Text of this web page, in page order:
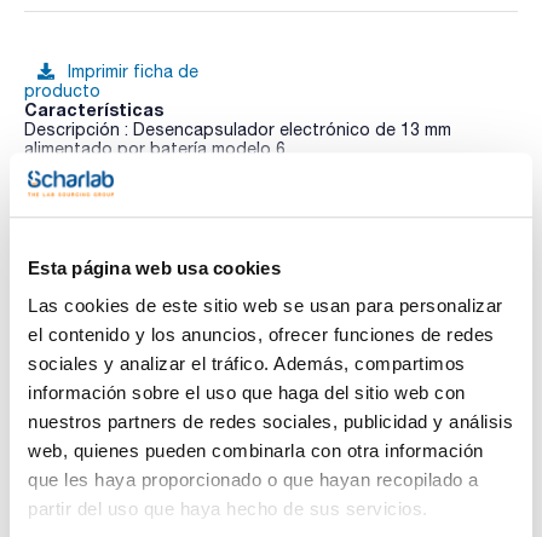
Esta página web usa cookies
Las cookies de este sitio web se usan para personalizar
el contenido y los anuncios, ofrecer funciones de redes
sociales y analizar el tráfico. Además, compartimos
información sobre el uso que haga del sitio web con
nuestros partners de redes sociales, publicidad y análisis
web, quienes pueden combinarla con otra información
que les haya proporcionado o que hayan recopilado a
partir del uso que haya hecho de sus servicios.
Imprimir ficha de
producto
Características
Descripción : Desencapsulador electrónico de 13 mm
alimentado por batería modelo 6
Pack (u.) : 1
electrónicos de Trajan se adaptan a viales estándar con
electrónico ajustable y un diseño ergonómico para reducir el
esfuerzo y las lesiones en el brazo. Disponibles en tamaños
de 8 mm (solo encapsulador), 11 mm, 13 mm y 20 mm, con
motores sin escobillas, baterías de ion-litio de larga duración
y controles fáciles de usar. La pantalla OLED muestra el
estado de la batería y los resultados del ciclo. Pueden
operarse mientras se cargan.
Para capsulas flip-off, disponibles en 13 y 20 mm.
Ver más
Documentación técnica
TDS / Ficha técnica
Regístrate para
descargas
COA
Regístrate para
descargas
SDS/ Hoja de seguridad
Regístrate para
descargas